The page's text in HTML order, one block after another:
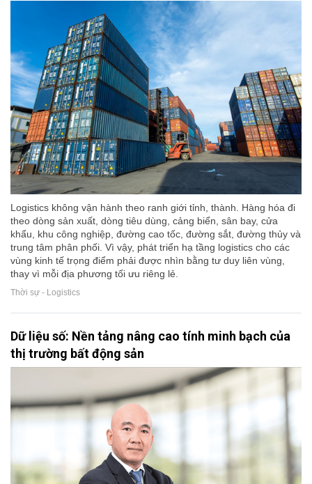
Logistics không vận hành theo ranh giới tỉnh, thành. Hàng hóa đi
theo dòng sản xuất, dòng tiêu dùng, cảng biển, sân bay, cửa
khẩu, khu công nghiệp, đường cao tốc, đường sắt, đường thủy và
trung tâm phân phối. Vì vậy, phát triển hạ tầng logistics cho các
vùng kinh tế trọng điểm phải được nhìn bằng tư duy liên vùng,
thay vì mỗi địa phương tối ưu riêng lẻ.
Thời sự - Logistics
Dữ liệu số: Nền tảng nâng cao tính minh bạch của
thị trường bất động sản